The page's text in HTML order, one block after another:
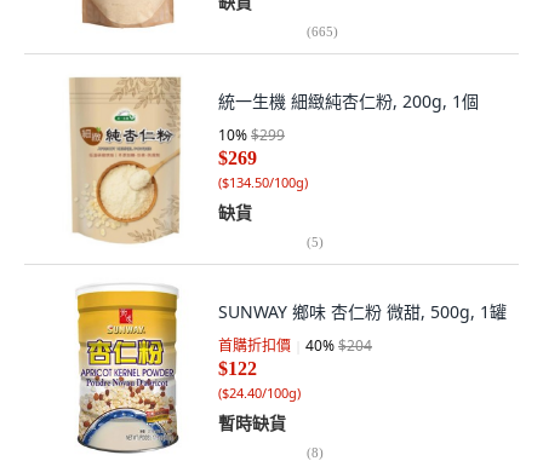
(665)
統一生機 細緻純杏仁粉, 200g, 1個
10%$299
$269
($134.50/100g)
缺貨
(5)
SUNWAY 鄉味 杏仁粉 微甜, 500g, 1罐
首購折扣價 40%$204
$122
($24.40/100g)
暫時缺貨
(8)